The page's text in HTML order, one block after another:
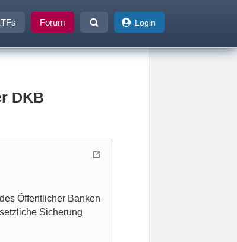
Forum Login
DKB
Öffentlicher Banken
Sicherung